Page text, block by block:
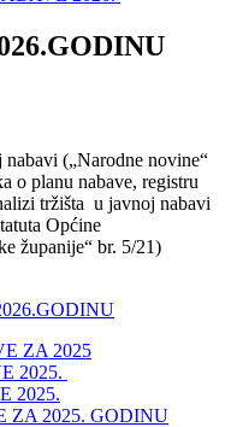
(„Narodne novine“
o planu nabave, registru
tržišta u javnoj nabavi
Općine
županije“ br. 5/21)
ZA 2025
2025.
2025.
ZA 2025. GODINU